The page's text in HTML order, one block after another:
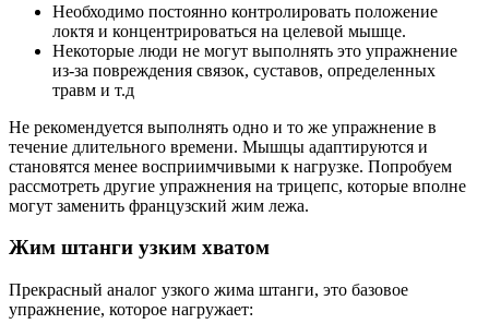
Необходимо постоянно контролировать положение
локтя и концентрироваться на целевой мышце.
Некоторые люди не могут выполнять это упражнение
из-за повреждения связок, суставов, определенных
травм и т.д
Не рекомендуется выполнять одно и то же упражнение в
течение длительного времени. Мышцы адаптируются и
становятся менее восприимчивыми к нагрузке. Попробуем
рассмотреть другие упражнения на трицепс, которые вполне
могут заменить французский жим лежа.
Жим штанги узким хватом
Прекрасный аналог узкого жима штанги, это базовое
упражнение, которое нагружает: